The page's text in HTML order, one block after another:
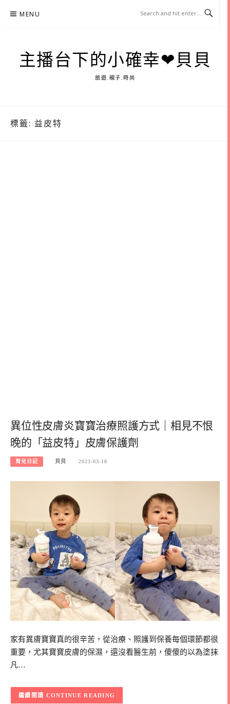
MENU
主播台下的小確幸❤貝貝
旅遊.親子.時尚
標籤: 益皮特
異位性皮膚炎寶寶治療照護方式｜相見不恨
晚的「益皮特」皮膚保護劑
育兒日記 貝貝 2023-03-18
家有異膚寶寶真的很辛苦，從治療、照護到保養每個環節都很
重要，尤其寶寶皮膚的保濕，還沒看醫生前，傻傻的以為塗抹
凡…
CONTINUE READING